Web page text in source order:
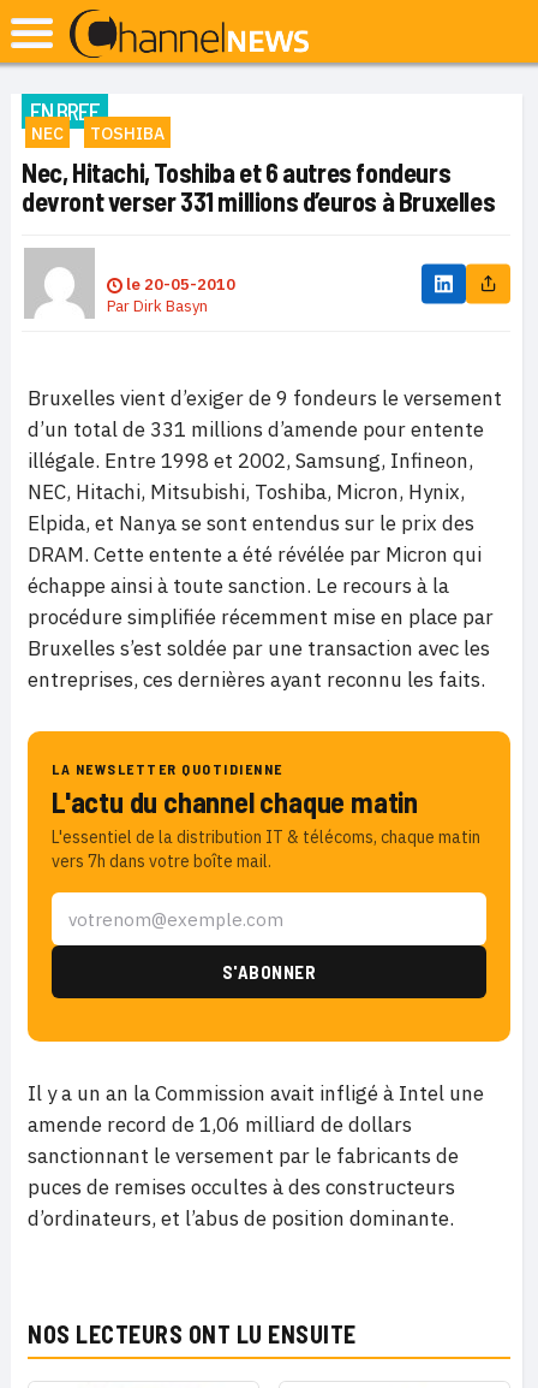
EN BREF
NEC TOSHIBA
Nec, Hitachi, Toshiba et 6 autres fondeurs
devront verser 331 millions d’euros à Bruxelles
le 20-05-2010
ParDirk Basyn
Bruxelles vient d’exiger de 9 fondeurs le versement
d’un total de 331 millions d’amende pour entente
illégale. Entre 1998 et 2002, Samsung, Infineon,
NEC, Hitachi, Mitsubishi, Toshiba, Micron, Hynix,
Elpida, et Nanya se sont entendus sur le prix des
DRAM. Cette entente a été révélée par Micron qui
échappe ainsi à toute sanction. Le recours à la
procédure simplifiée récemment mise en place par
Bruxelles s’est soldée par une transaction avec les
entreprises, ces dernières ayant reconnu les faits.
LA NEWSLETTER QUOTIDIENNE
L'actu du channel chaque matin
L'essentiel de la distribution IT & télécoms, chaque matin
vers 7h dans votre boîte mail.
Il y a un an la Commission avait infligé à Intel une
amende record de 1,06 milliard de dollars
sanctionnant le versement par le fabricants de
puces de remises occultes à des constructeurs
d’ordinateurs, et l’abus de position dominante.
NOS LECTEURS ONT LU ENSUITE